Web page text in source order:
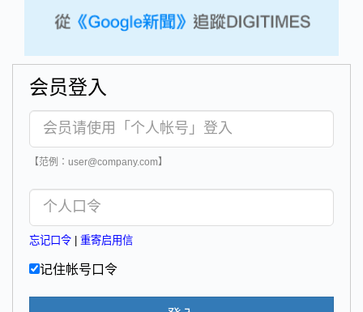
会员登入
【范例：user@company.com】
忘记口令 重寄启用信
记住帐号口令